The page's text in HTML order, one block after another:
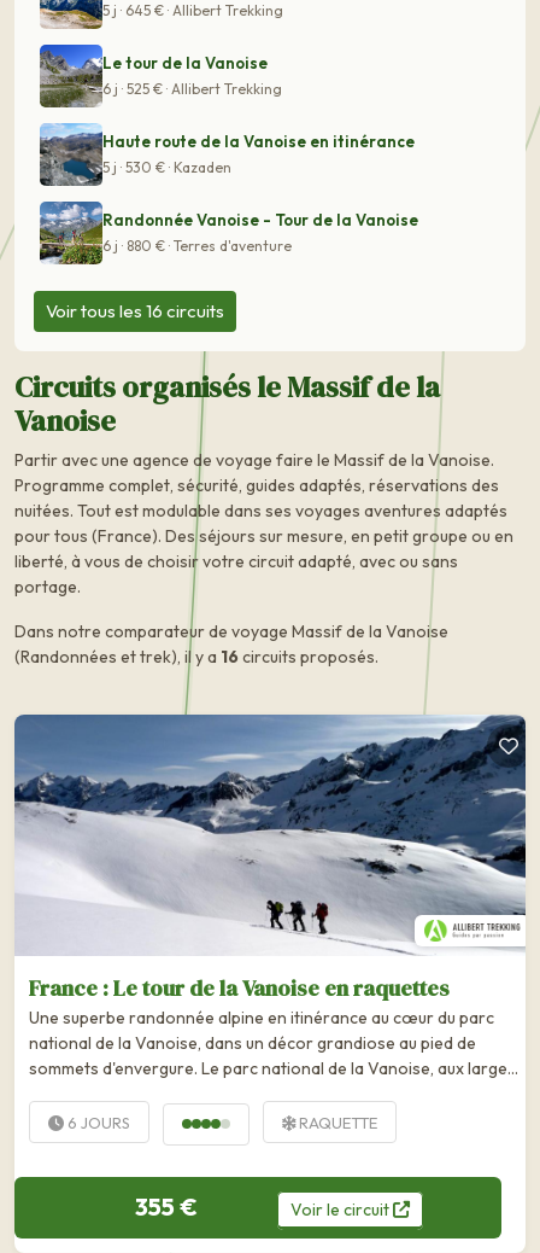
5 j · 645 € · Allibert Trekking
Le tour de la Vanoise
6 j · 525 € · Allibert Trekking
Haute route de la Vanoise en itinérance
5 j · 530 € · Kazaden
Randonnée Vanoise - Tour de la Vanoise
6 j · 880 € · Terres d'aventure
Voir tous les 16 circuits
Circuits organisés le Massif de la
Vanoise
Partir avec une agence de voyage faire le Massif de la Vanoise.
Programme complet, sécurité, guides adaptés, réservations des
nuitées. Tout est modulable dans ses voyages aventures adaptés
pour tous (France). Des séjours sur mesure, en petit groupe ou en
liberté, à vous de choisir votre circuit adapté, avec ou sans
portage.
Dans notre comparateur de voyage Massif de la Vanoise
(Randonnées et trek), il y a 16circuits proposés.
France : Le tour de la Vanoise en raquettes
Une superbe randonnée alpine en itinérance au cœur du parc
national de la Vanoise, dans un décor grandiose au pied de
sommets d'envergure. Le parc national de la Vanoise, aux larges
bien à la pratique de la raquette en...
6 JOURS RAQUETTE
355 € Voirle circuit